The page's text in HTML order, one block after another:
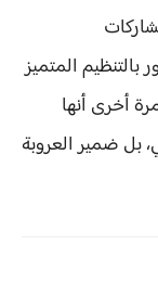
المتميز
أخرى أنها
بل ضمير العروبة